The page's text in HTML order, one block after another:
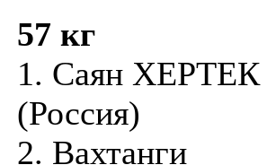
57 кг
1. Саян ХЕРТЕК
(Россия)
2. Вахтанги